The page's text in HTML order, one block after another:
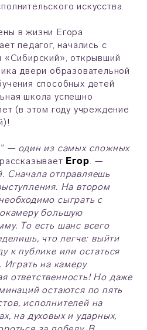
искусства.
в жизни Егора
педагог, начались с
«Сибирский», открывший
двери образовательной
способных детей
школа успешно
(в этом году учреждение
— один из самых сложных
Егор. —
Сначала отправляешь
На втором
сыграть с
большую
То есть шанс всего
что легче: выйти
к публике или остаться
Играть на камеру
ответственность! Но даже
остаются по пять
исполнителей на
на духовых и ударных,